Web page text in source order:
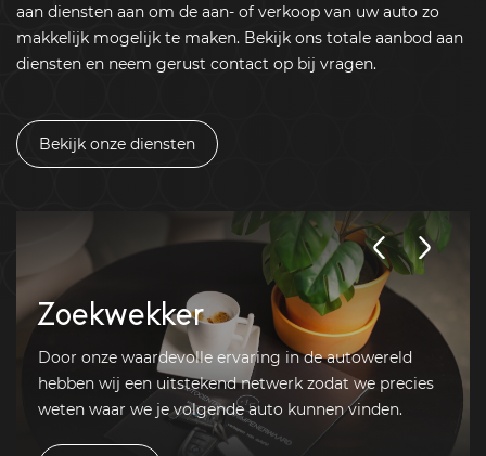
aan diensten aan om de aan- of verkoop van uw auto zo
makkelijk mogelijk te maken. Bekijk ons totale aanbod aan
diensten en neem gerust contact op bij vragen.
Bekijk onze diensten
Zoekwekker
Door onze waardevolle ervaring in de autowereld
hebben wij een uitstekend netwerk zodat we precies
weten waar we je volgende auto kunnen vinden.